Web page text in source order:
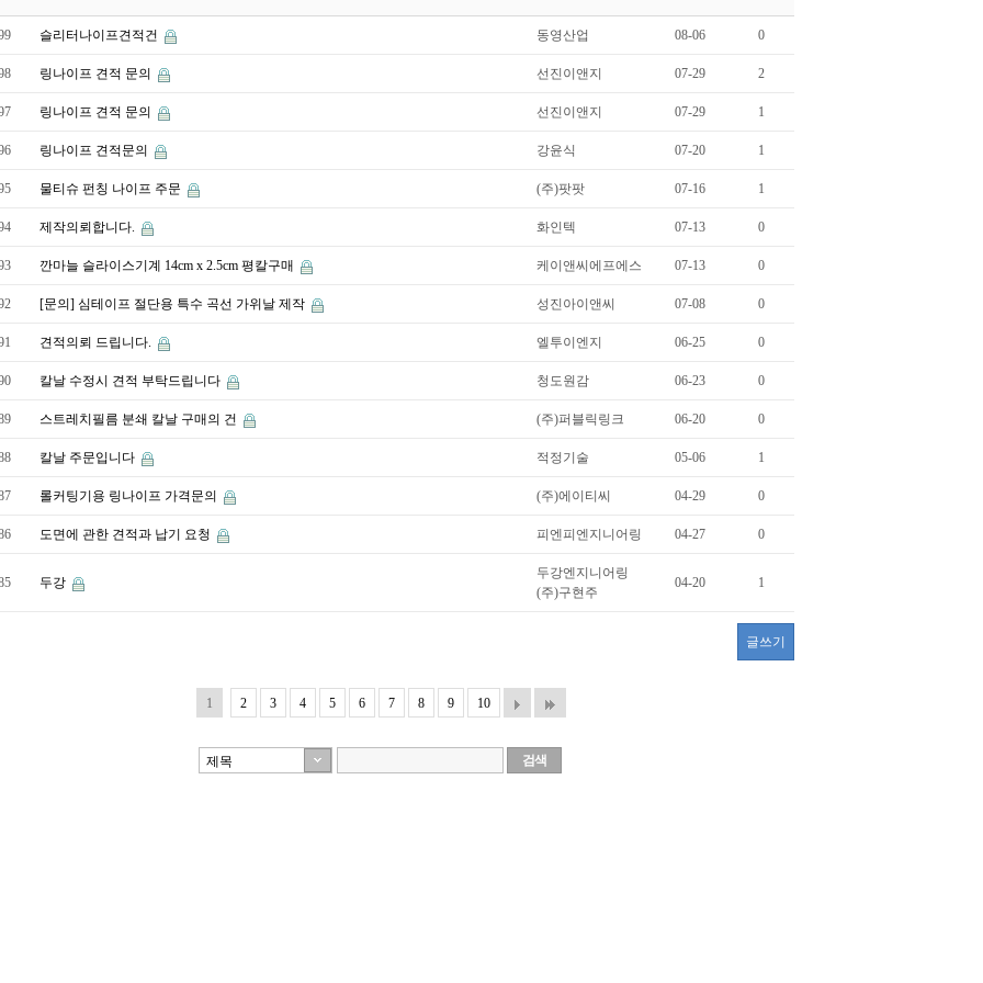
슬리터나이프견적건 동영산업 08-06 0
링나이프 견적 문의 선진이앤지 07-29 2
링나이프 견적 문의 선진이앤지 07-29 1
링나이프 견적문의 강윤식 07-20 1
물티슈 펀칭 나이프 주문 (주)팟팟 07-16 1
제작의뢰합니다. 화인텍 07-13 0
깐마늘 슬라이스기계 14cm x 2.5cm 평칼구매 케이앤씨에프에스 07-13 0
[문의] 심테이프 절단용 특수 곡선 가위날 제작 성진아이앤씨 07-08 0
견적의뢰 드립니다. 엘투이엔지 06-25 0
칼날 수정시 견적 부탁드립니다 청도원감 06-23 0
스트레치필름 분쇄 칼날 구매의 건 (주)퍼블릭링크 06-20 0
칼날 주문입니다 적정기술 05-06 1
롤커팅기용 링나이프 가격문의 (주)에이티씨 04-29 0
도면에 관한 견적과 납기 요청 피엔피엔지니어링 04-27 0
두강
두강엔지니어링
(주)구현주
04-20 1
글쓰기
1 2 3 4 5 6 7 8 9 10